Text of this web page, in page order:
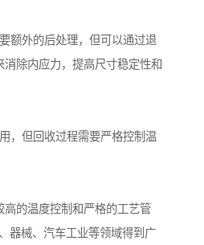
额外的后处理，但可以通过退
消除内应力，提高尺寸稳定性和
，但回收过程需要严格控制温
高的温度控制和严格的工艺管
器械、汽车工业等领域得到广